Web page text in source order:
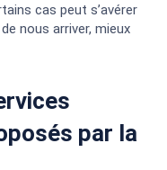
cas peut s’avérer
nous arriver, mieux
par la